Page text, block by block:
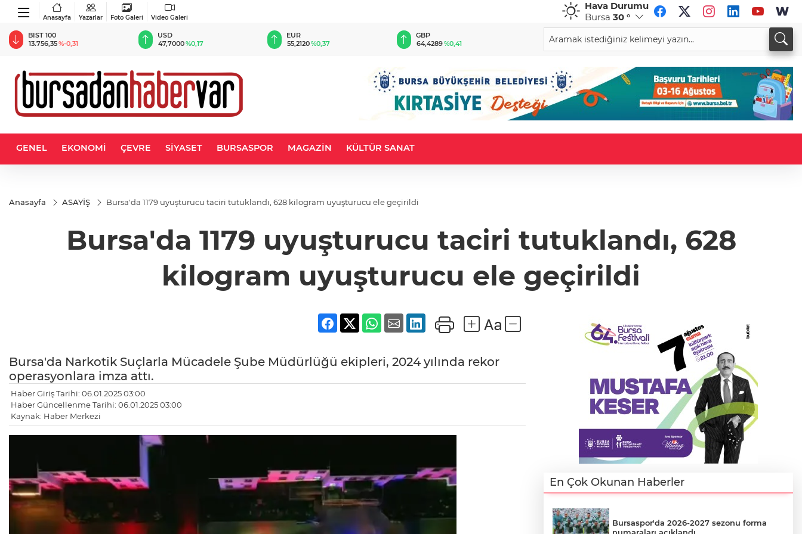
Anasayfa Yazarlar Foto Galeri Video Galeri
Hava Durumu
Bursa 30 °
BIST 100
13.756,35%-0,31
USD
47,7000%0,17
EUR
55,2120%0,37
GBP
64,4289%0,41
CHF
59,0504%0,83
34,1868
GENEL EKONOMİ ÇEVRE SİYASET BURSASPOR MAGAZİN KÜLTÜR SANAT
Anasayfa ASAYİŞ Bursa'da 1179 uyuşturucu taciri tutuklandı, 628 kilogram uyuşturucu ele geçirildi
Bursa'da 1179 uyuşturucu taciri tutuklandı, 628
kilogram uyuşturucu ele geçirildi
Bursa'da Narkotik Suçlarla Mücadele Şube Müdürlüğü ekipleri, 2024 yılında rekor
operasyonlara imza attı.
Haber Giriş Tarihi: 06.01.2025 03:00
Haber Güncellenme Tarihi: 06.01.2025 03:00
Kaynak: Haber Merkezi
En Çok Okunan Haberler
Bursaspor'da 2026-2027 sezonu forma
numaraları açıklandı